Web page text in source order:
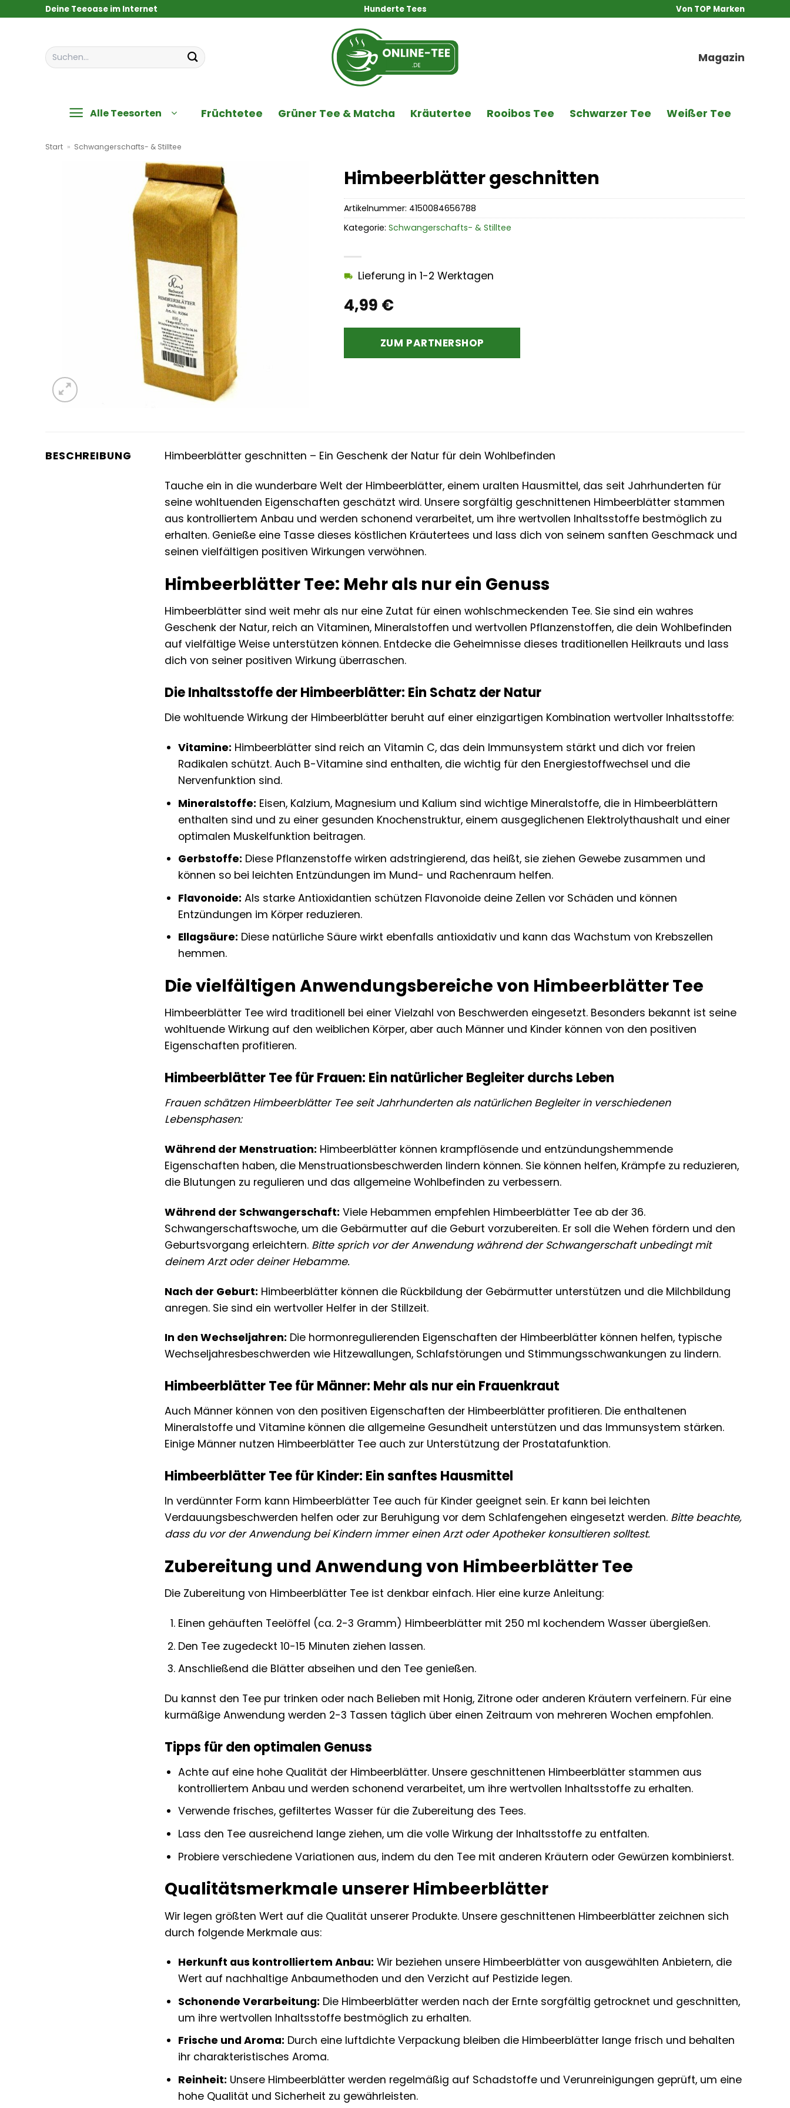
Deine Teeoase im Internet Hunderte Tees Von TOP Marken
Suchen
nach:
Magazin
Alle Teesorten Früchtetee Grüner Tee & Matcha Kräutertee Rooibos Tee Schwarzer Tee Weißer Tee
Start » Schwangerschafts- & Stilltee
Himbeerblätter geschnitten
4,99 €
Lieferung in 1-2 Werktagen
ZUM PARTNERSHOP
Artikelnummer: 4150084656788
Kategorie:Schwangerschafts- & Stilltee
BESCHREIBUNG Himbeerblätter geschnitten – Ein Geschenk der Natur für dein Wohlbefinden
Tauche ein in die wunderbare Welt der Himbeerblätter, einem uralten Hausmittel, das seit Jahrhunderten für
seine wohltuenden Eigenschaften geschätzt wird. Unsere sorgfältig geschnittenen Himbeerblätter stammen
aus kontrolliertem Anbau und werden schonend verarbeitet, um ihre wertvollen Inhaltsstoffe bestmöglich zu
erhalten. Genieße eine Tasse dieses köstlichen Kräutertees und lass dich von seinem sanften Geschmack und
seinen vielfältigen positiven Wirkungen verwöhnen.
Himbeerblätter Tee: Mehr als nur ein Genuss
Himbeerblätter sind weit mehr als nur eine Zutat für einen wohlschmeckenden Tee. Sie sind ein wahres
Geschenk der Natur, reich an Vitaminen, Mineralstoffen und wertvollen Pflanzenstoffen, die dein Wohlbefinden
auf vielfältige Weise unterstützen können. Entdecke die Geheimnisse dieses traditionellen Heilkrauts und lass
dich von seiner positiven Wirkung überraschen.
Die Inhaltsstoffe der Himbeerblätter: Ein Schatz der Natur
Die wohltuende Wirkung der Himbeerblätter beruht auf einer einzigartigen Kombination wertvoller Inhaltsstoffe:
Vitamine: Himbeerblätter sind reich an Vitamin C, das dein Immunsystem stärkt und dich vor freien
Radikalen schützt. Auch B-Vitamine sind enthalten, die wichtig für den Energiestoffwechsel und die
Nervenfunktion sind.
Mineralstoffe: Eisen, Kalzium, Magnesium und Kalium sind wichtige Mineralstoffe, die in Himbeerblättern
enthalten sind und zu einer gesunden Knochenstruktur, einem ausgeglichenen Elektrolythaushalt und einer
optimalen Muskelfunktion beitragen.
Gerbstoffe: Diese Pflanzenstoffe wirken adstringierend, das heißt, sie ziehen Gewebe zusammen und
können so bei leichten Entzündungen im Mund- und Rachenraum helfen.
Flavonoide: Als starke Antioxidantien schützen Flavonoide deine Zellen vor Schäden und können
Entzündungen im Körper reduzieren.
Ellagsäure: Diese natürliche Säure wirkt ebenfalls antioxidativ und kann das Wachstum von Krebszellen
hemmen.
Die vielfältigen Anwendungsbereiche von Himbeerblätter Tee
Himbeerblätter Tee wird traditionell bei einer Vielzahl von Beschwerden eingesetzt. Besonders bekannt ist seine
wohltuende Wirkung auf den weiblichen Körper, aber auch Männer und Kinder können von den positiven
Eigenschaften profitieren.
Himbeerblätter Tee für Frauen: Ein natürlicher Begleiter durchs Leben
Frauen schätzen Himbeerblätter Tee seit Jahrhunderten als natürlichen Begleiter in verschiedenen
Lebensphasen:
Während der Menstruation: Himbeerblätter können krampflösende und entzündungshemmende
Eigenschaften haben, die Menstruationsbeschwerden lindern können. Sie können helfen, Krämpfe zu reduzieren,
die Blutungen zu regulieren und das allgemeine Wohlbefinden zu verbessern.
Während der Schwangerschaft: Viele Hebammen empfehlen Himbeerblätter Tee ab der 36.
Schwangerschaftswoche, um die Gebärmutter auf die Geburt vorzubereiten. Er soll die Wehen fördern und den
Geburtsvorgang erleichtern. Bitte sprich vor der Anwendung während der Schwangerschaft unbedingt mit
deinem Arzt oder deiner Hebamme.
Nach der Geburt: Himbeerblätter können die Rückbildung der Gebärmutter unterstützen und die Milchbildung
anregen. Sie sind ein wertvoller Helfer in der Stillzeit.
In den Wechseljahren: Die hormonregulierenden Eigenschaften der Himbeerblätter können helfen, typische
Wechseljahresbeschwerden wie Hitzewallungen, Schlafstörungen und Stimmungsschwankungen zu lindern.
Himbeerblätter Tee für Männer: Mehr als nur ein Frauenkraut
Auch Männer können von den positiven Eigenschaften der Himbeerblätter profitieren. Die enthaltenen
Mineralstoffe und Vitamine können die allgemeine Gesundheit unterstützen und das Immunsystem stärken.
Einige Männer nutzen Himbeerblätter Tee auch zur Unterstützung der Prostatafunktion.
Himbeerblätter Tee für Kinder: Ein sanftes Hausmittel
In verdünnter Form kann Himbeerblätter Tee auch für Kinder geeignet sein. Er kann bei leichten
Verdauungsbeschwerden helfen oder zur Beruhigung vor dem Schlafengehen eingesetzt werden. Bitte beachte,
dass du vor der Anwendung bei Kindern immer einen Arzt oder Apotheker konsultieren solltest.
Zubereitung und Anwendung von Himbeerblätter Tee
Die Zubereitung von Himbeerblätter Tee ist denkbar einfach. Hier eine kurze Anleitung:
Einen gehäuften Teelöffel (ca. 2-3 Gramm) Himbeerblätter mit 250 ml kochendem Wasser übergießen.
Den Tee zugedeckt 10-15 Minuten ziehen lassen.
Anschließend die Blätter abseihen und den Tee genießen.
Du kannst den Tee pur trinken oder nach Belieben mit Honig, Zitrone oder anderen Kräutern verfeinern. Für eine
kurmäßige Anwendung werden 2-3 Tassen täglich über einen Zeitraum von mehreren Wochen empfohlen.
Tipps für den optimalen Genuss
Achte auf eine hohe Qualität der Himbeerblätter. Unsere geschnittenen Himbeerblätter stammen aus
kontrolliertem Anbau und werden schonend verarbeitet, um ihre wertvollen Inhaltsstoffe zu erhalten.
Verwende frisches, gefiltertes Wasser für die Zubereitung des Tees.
Lass den Tee ausreichend lange ziehen, um die volle Wirkung der Inhaltsstoffe zu entfalten.
Probiere verschiedene Variationen aus, indem du den Tee mit anderen Kräutern oder Gewürzen kombinierst.
Qualitätsmerkmale unserer Himbeerblätter
Wir legen größten Wert auf die Qualität unserer Produkte. Unsere geschnittenen Himbeerblätter zeichnen sich
durch folgende Merkmale aus:
Herkunft aus kontrolliertem Anbau: Wir beziehen unsere Himbeerblätter von ausgewählten Anbietern, die
Wert auf nachhaltige Anbaumethoden und den Verzicht auf Pestizide legen.
Schonende Verarbeitung: Die Himbeerblätter werden nach der Ernte sorgfältig getrocknet und geschnitten,
um ihre wertvollen Inhaltsstoffe bestmöglich zu erhalten.
Frische und Aroma: Durch eine luftdichte Verpackung bleiben die Himbeerblätter lange frisch und behalten
ihr charakteristisches Aroma.
Reinheit: Unsere Himbeerblätter werden regelmäßig auf Schadstoffe und Verunreinigungen geprüft, um eine
hohe Qualität und Sicherheit zu gewährleisten.